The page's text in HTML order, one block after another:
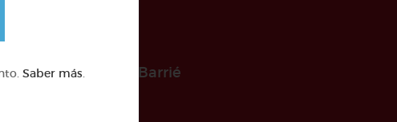
de la Fundación Barrié
Saber más.